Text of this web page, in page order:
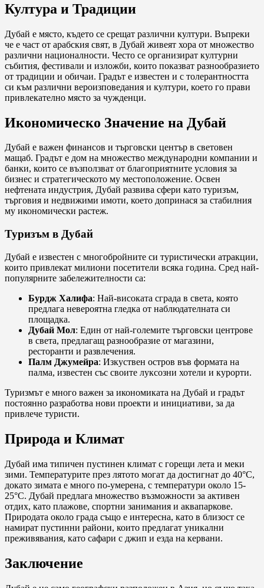
Култура и Традиции
Дубай е място, където се срещат различни култури. Въпреки
че е част от арабския свят, в Дубай живеят хора от множество
различни националности. Често се организират културни
събития, фестивали и изложби, които показват разнообразието
от традиции и обичаи. Градът е известен и с толерантността
си към различни вероизповедания и култури, което го прави
привлекателно място за чужденци.
Икономическо Значение на Дубай
Дубай е важен финансов и търговски център в световен
мащаб. Градът е дом на множество международни компании и
банки, които се възползват от благоприятните условия за
бизнес и стратегическото му местоположение. Освен
нефтената индустрия, Дубай развива сфери като туризъм,
търговия и недвижими имоти, което допринася за стабилния
му икономически растеж.
Туризъм в Дубай
Дубай е известен с многобройните си туристически атракции,
които привлекат милиони посетители всяка година. Сред най-
популярните забележителности са:
Бурдж Халифа: Най-високата сграда в света, която
предлага невероятна гледка от наблюдателната си
площадка.
Дубай Мол: Един от най-големите търговски центрове
в света, предлагащ разнообразие от магазини,
ресторанти и развлечения.
Палм Джумейра: Изкуствен остров във формата на
палма, известен със своите луксозни хотели и курорти.
Туризмът е много важен за икономиката на Дубай и градът
постоянно разработва нови проекти и инициативи, за да
привлече туристи.
Природа и Климат
Дубай има типичен пустинен климат с горещи лета и меки
зими. Температурите през лятото могат да достигнат до 40°C,
докато зимата е много по-умерена, с температури около 15-
25°C. Дубай предлага множество възможности за активен
отдих, като плажове, спортни занимания и аквапаркове.
Природата около града също е интересна, като в близост се
намират пустинни райони, които предлагат уникални
преживявания, като сафари с джип и ездa на кервани.
Заключение